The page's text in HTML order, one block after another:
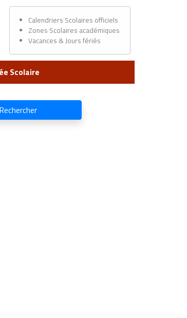
Calendriers Scolaires officiels
Zones Scolaires académiques
Vacances & Jours fériés
Scolaire